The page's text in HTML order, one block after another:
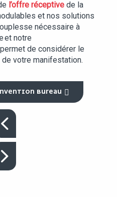
l’offre réceptive de la
et nos solutions
nécessaire à
et notre
de considérer le
votre manifestation.
BUREAU